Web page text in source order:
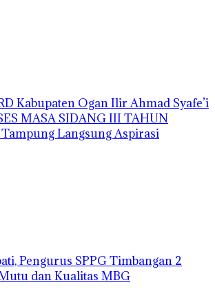
Kabupaten Ogan Ilir Ahmad Syafe’i
MASA SIDANG III TAHUN
Langsung Aspirasi
Pengurus SPPG Timbangan 2
dan Kualitas MBG